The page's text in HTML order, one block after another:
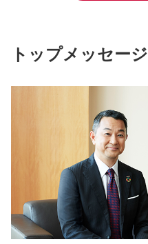
トップメッセージ